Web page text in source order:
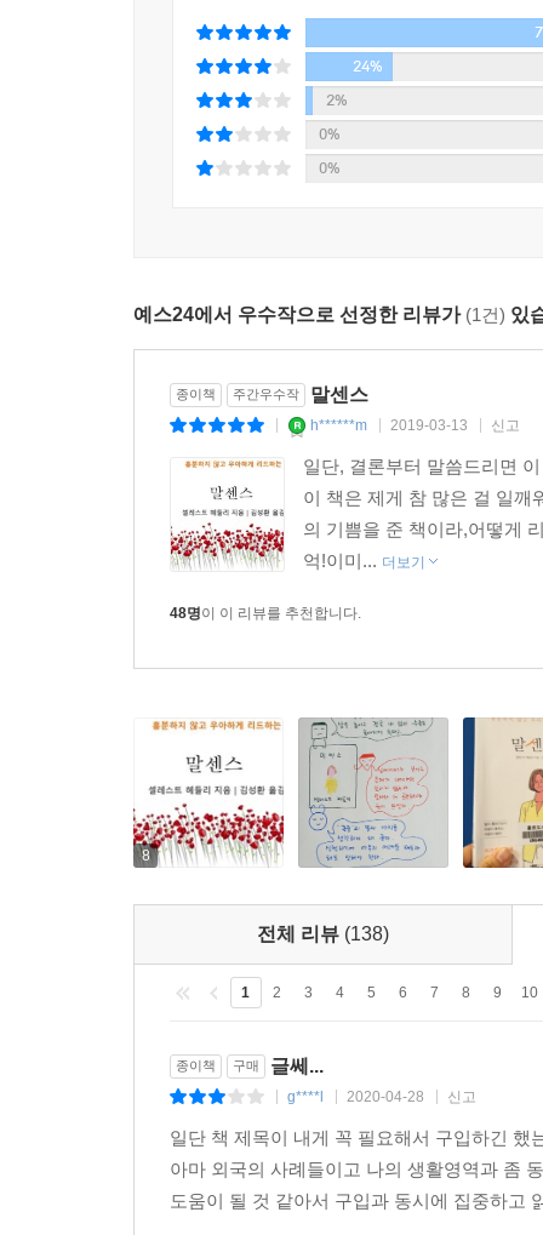
24%
2%
0%
0%
예스24에서 우수작으로 선정한 리뷰가 (1건) 있
종이책 주간우수작 말센스
h******m 2019-03-13 신고
일단, 결론부터 말씀드리면
이 책은 제게 참 많은 걸 일깨
의 기쁨을 준 책이라,어떻게
억!이미... 더보기
48명이 이 리뷰를 추천합니다.
8
전체 리뷰 (138)
1 2 3 4 5 6 7 8 9 10
종이책 구매 글쎄...
g****l 2020-04-28 신고
일단 책 제목이 내게 꼭 필요해서 구입하긴
아마 외국의 사례들이고 나의 생활영역과 좀
도움이 될 것 같아서 구입과 동시에 집중하고